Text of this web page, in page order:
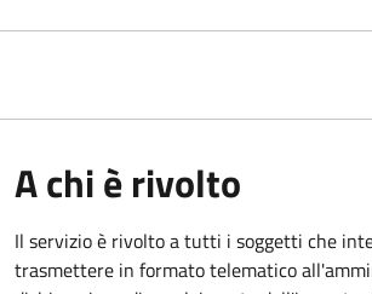
A chi è rivolto
Il servizio è rivolto a tutti i soggetti che
trasmettere in formato telematico